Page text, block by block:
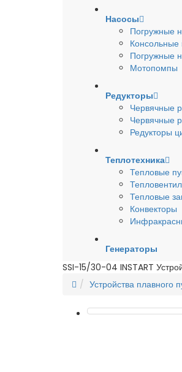
Насосы
Погружные
Консольные
Погружные
Мотопомпы
Редукторы
Червячные
Червячные
Редукторы
Теплотехника
Тепловые
Тепловые
Конвекторы
Генераторы
SSI-15/30-04 INSTART
Устройства плавного